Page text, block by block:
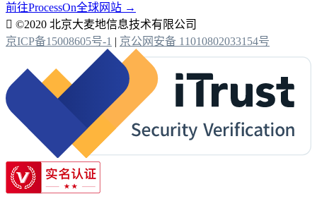
前往ProcessOn全球网站 →
 ©2020 北京大麦地信息技术有限公司
京ICP备15008605号-1 | 京公网安备 11010802033154号